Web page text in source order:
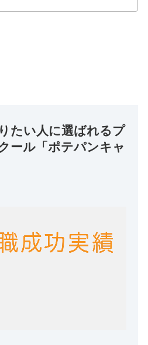
たい人に選ばれるプ
ール「ポテパンキャ